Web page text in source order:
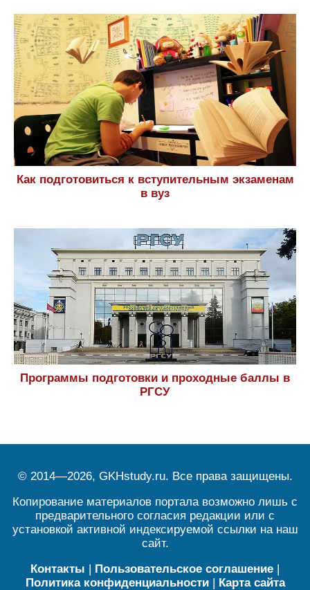
Как подготовиться к вступительным экзаменам
в вуз
Программы подготовки и проходные баллы в
РГСУ
© 2014—2026, GKHstudy.ru. Все права защищены.
Копирование материалов портала возможно лишь с
предварительного согласия редакции или с
установкой активной индексируемой ссылки на наш
сайт.
Контакты | Пользовательское соглашение |
Политика конфиденциальности| Карта сайта